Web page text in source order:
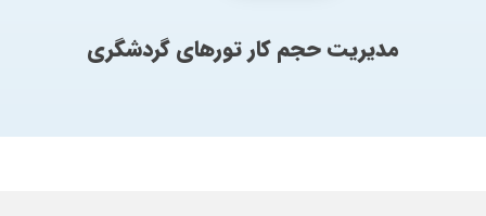
مدیریت حجم کار تورهای گردشگری